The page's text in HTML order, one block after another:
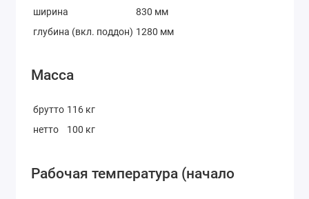
ширина
830 мм
глубина (вкл. поддон) 1280 мм
Масса
брутто 116 кг
нетто
100 кг
Рабочая температура (начало